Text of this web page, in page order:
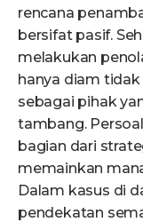
rencana
bersifat pasif.
melakukan
hanya diam
sebagai pihak
tambang.
bagian dari
memainkan
Dalam kasus di
pendekatan